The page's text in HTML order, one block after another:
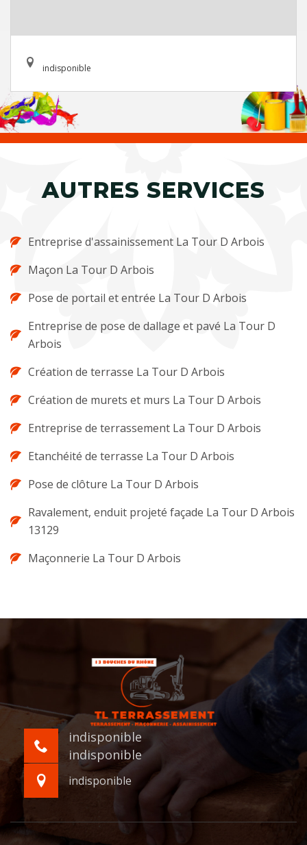
indisponible
AUTRES SERVICES
Entreprise d'assainissement La Tour D Arbois
Maçon La Tour D Arbois
Pose de portail et entrée La Tour D Arbois
Entreprise de pose de dallage et pavé La Tour D
Arbois
Création de terrasse La Tour D Arbois
Création de murets et murs La Tour D Arbois
Entreprise de terrassement La Tour D Arbois
Etanchéité de terrasse La Tour D Arbois
Pose de clôture La Tour D Arbois
Ravalement, enduit projeté façade La Tour D Arbois
13129
Maçonnerie La Tour D Arbois
indisponible
indisponible
indisponible